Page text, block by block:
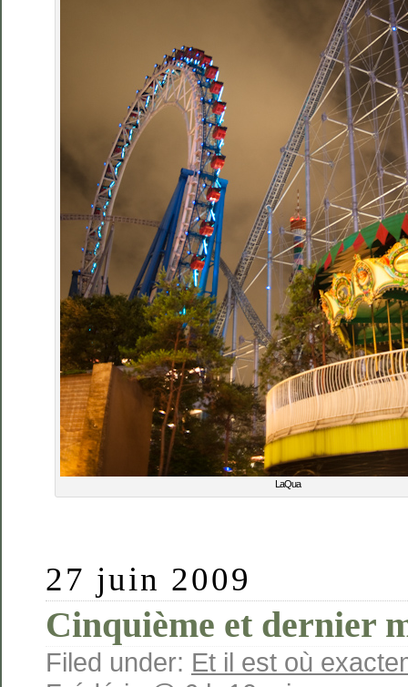
LaQua
27 juin 2009
Cinquième et dernier
Filed under: Et il est où